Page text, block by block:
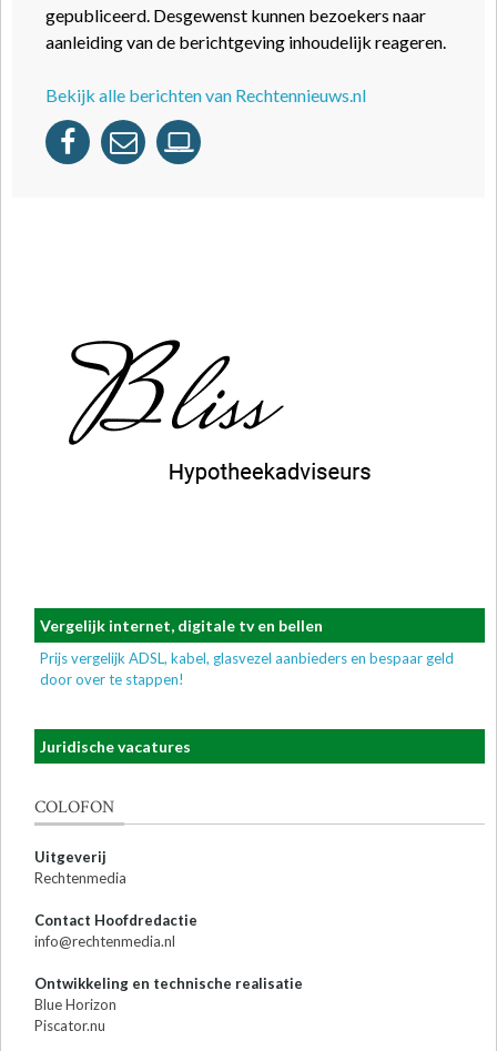
gepubliceerd. Desgewenst kunnen bezoekers naar
aanleiding van de berichtgeving inhoudelijk reageren.
Bekijk alle berichten van Rechtennieuws.nl
Vergelijk internet, digitale tv en bellen
Prijs vergelijk ADSL, kabel, glasvezel aanbieders en bespaar geld
door over te stappen!
Juridische vacatures
COLOFON
Uitgeverij
Rechtenmedia
Contact Hoofdredactie
info@rechtenmedia.nl
Ontwikkeling en technische realisatie
Blue Horizon
Piscator.nu